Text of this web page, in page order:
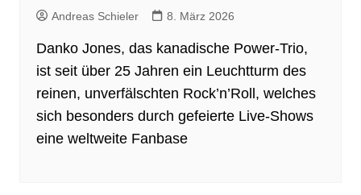
Andreas Schieler 8. März 2026
Danko Jones, das kanadische Power-Trio,
ist seit über 25 Jahren ein Leuchtturm des
reinen, unverfälschten Rock’n’Roll, welches
sich besonders durch gefeierte Live-Shows
eine weltweite Fanbase